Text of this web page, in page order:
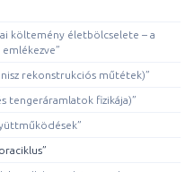
költemény életbölcselete – a
rekonstrukciós műtétek)”
tengeráramlatok fizikája)”